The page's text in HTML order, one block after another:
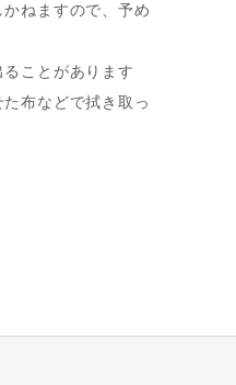
ねますので、予め
ことがあります
布などで拭き取っ